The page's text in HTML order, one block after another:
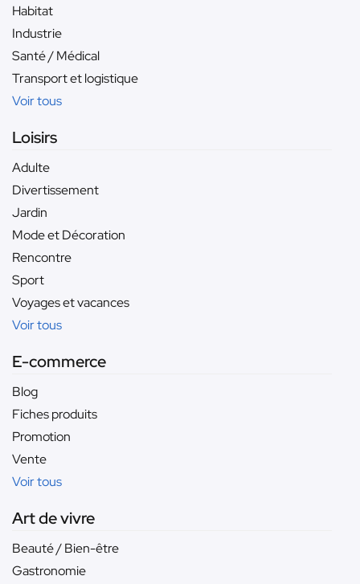
Habitat
Industrie
Santé / Médical
Transport et logistique
Voir tous
Loisirs
Adulte
Divertissement
Jardin
Mode et Décoration
Rencontre
Sport
Voyages et vacances
Voir tous
E-commerce
Blog
Fiches produits
Promotion
Vente
Voir tous
Art de vivre
Beauté / Bien-être
Gastronomie